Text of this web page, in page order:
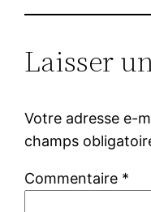
Laisser
Votre adresse e-
champs
Commentaire *